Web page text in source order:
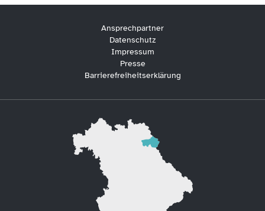
Ansprechpartner
Datenschutz
Impressum
Presse
Barrierefreiheitserklärung